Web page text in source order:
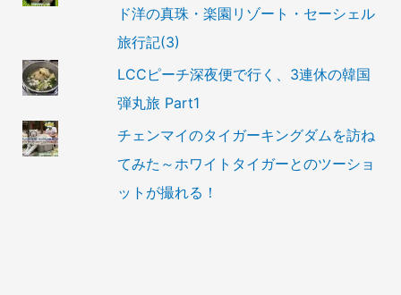
ド洋の真珠・楽園リゾート・セーシェル
旅行記(3)
LCCピーチ深夜便で行く、3連休の韓国
弾丸旅 Part1
チェンマイのタイガーキングダムを訪ね
てみた～ホワイトタイガーとのツーショ
ットが撮れる！